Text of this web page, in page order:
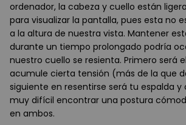
ordenador, la cabeza y cuello están
para visualizar la pantalla, pues esta no
a la altura de nuestra vista. Mantener
durante un tiempo prolongado podría
nuestro cuello se resienta. Primero será
acumule cierta tensión (más de la que
siguiente en resentirse será tu espalda y
muy difícil encontrar una postura
en ambos.